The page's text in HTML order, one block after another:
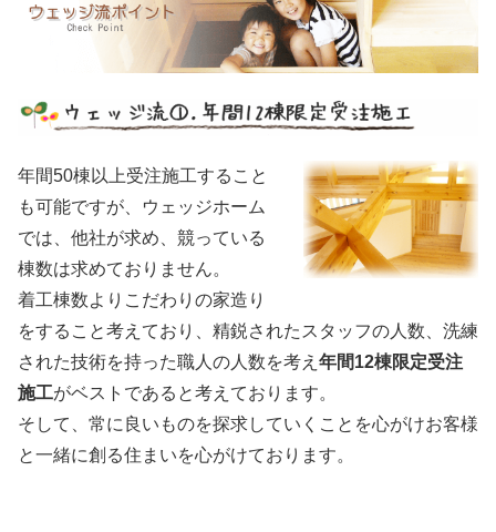
年間50棟以上受注施工すること
も可能ですが、ウェッジホーム
では、他社が求め、競っている
棟数は求めておりません。
着工棟数よりこだわりの家造り
をすること考えており、精鋭されたスタッフの人数、洗練
された技術を持った職人の人数を考え 年間12棟限定受注
施工がベストであると考えております。
そして、常に良いものを探求していくことを心がけお客様
と一緒に創る住まいを心がけております。